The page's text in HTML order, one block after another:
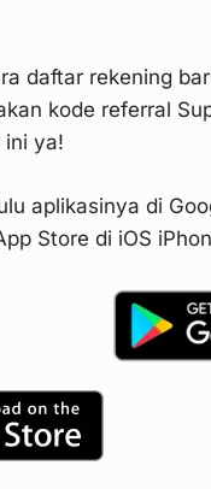
daftar rekening
kode referral
ini ya!
aplikasinya di
Store di iOS